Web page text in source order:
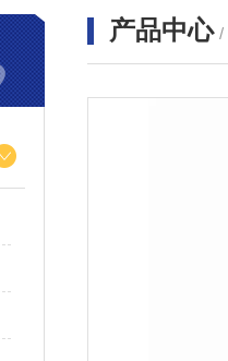
产品中心 /